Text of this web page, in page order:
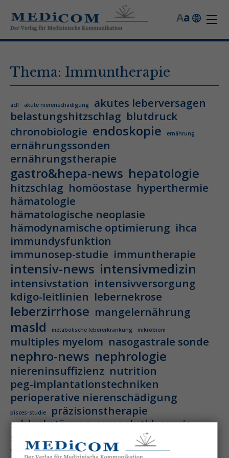
a
A
Thema: Immuntherapie
aclf akute nierenschädigung
akutes leberversagen
belastungshitzschlag blutdruck
chronobiologie endoskopie ernährung
ernährungssonden
ernährungstherapie
gastro&hepa-news hepatologie
hitzschlag homöostase hyperthermie
hämatologie
hämatologische neoplasie
hämodynamische optimierung ihca
immundysfunktion
immunosep-studie immuntherapie
intensiv-news intensivmedizin
intensivstation intensivversorgung
kdigo-leitlinien lebernekrose
leberzirrhose mangelernährung
masld metabolische lebererkrankung mikrobiom
multiples myelom nasogastrale sonde
nephro-news nephrologie
niereninsuffizienz nutrition
peg-implantationstechniken
perioperative nierenschädigung
pisces-studie
präzisionstherapie
schluckstörung semaglutid sepsis
septischer schock
surrogatparamenter
vasopressortherapie
öggh